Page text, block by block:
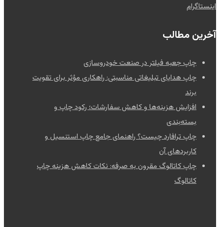
اینستاگرام
آخرین مطالب
چاپ جعبه فیلتر در صنعت خودروسازی
چاپ هدایای تبلیغاتی مناسبتی: راهکاری مؤثر برای تقویت
برند
افزایش هزینه‌ها و کاهش سفارشات؛ رکود چاپ و
بسته‌بندی
چاپ ترافارد چیست؟ راهنمای جامع چاپ استنسیل و
کاربردهای آن
چاپ کاتالوگ مقرون به صرفه: نکات کاهش هزینه چاپ
کاتالوگ